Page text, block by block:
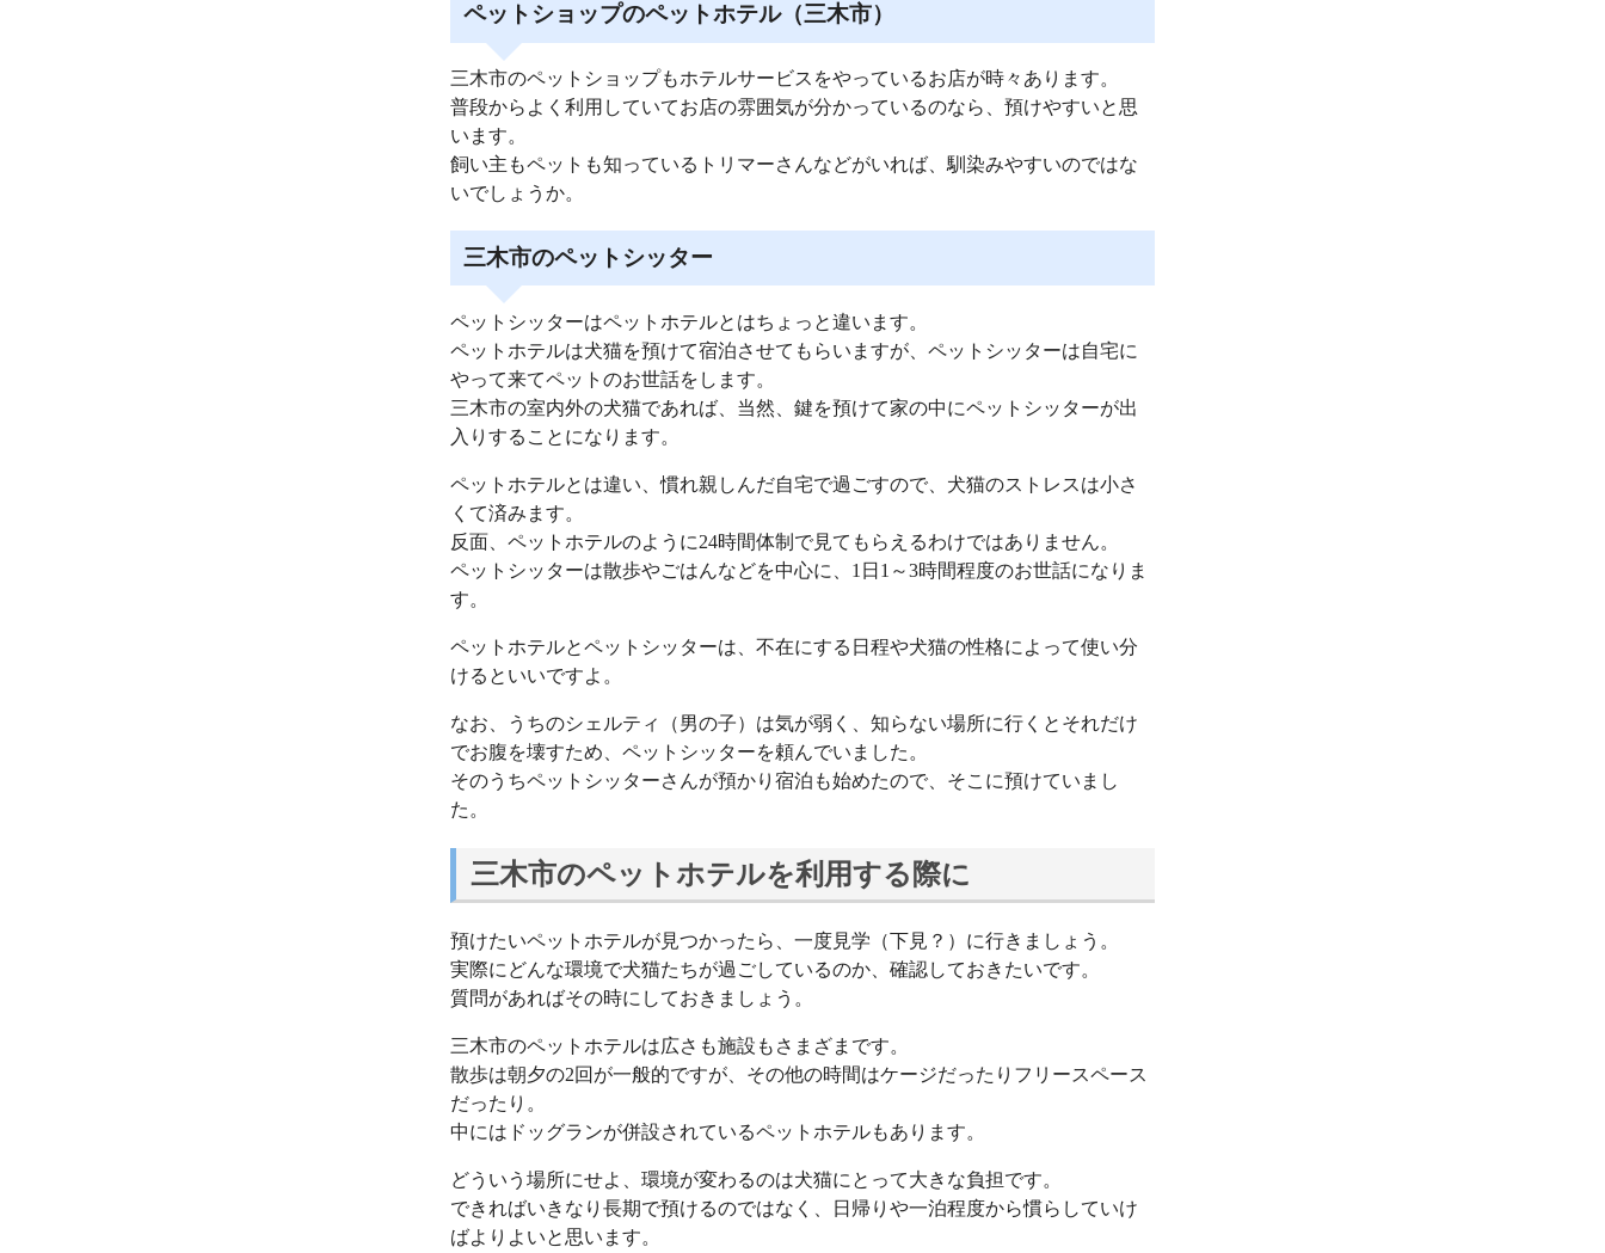
ペットショップのペットホテル（三木市）
三木市のペットショップもホテルサービスをやっているお店が時々あります。
普段からよく利用していてお店の雰囲気が分かっているのなら、預けやすいと思
います。
飼い主もペットも知っているトリマーさんなどがいれば、馴染みやすいのではな
いでしょうか。
三木市のペットシッター
ペットシッターはペットホテルとはちょっと違います。
ペットホテルは犬猫を預けて宿泊させてもらいますが、ペットシッターは自宅に
やって来てペットのお世話をします。
三木市の室内外の犬猫であれば、当然、鍵を預けて家の中にペットシッターが出
入りすることになります。
ペットホテルとは違い、慣れ親しんだ自宅で過ごすので、犬猫のストレスは小さ
くて済みます。
反面、ペットホテルのように24時間体制で見てもらえるわけではありません。
ペットシッターは散歩やごはんなどを中心に、1日1～3時間程度のお世話になりま
す。
ペットホテルとペットシッターは、不在にする日程や犬猫の性格によって使い分
けるといいですよ。
なお、うちのシェルティ（男の子）は気が弱く、知らない場所に行くとそれだけ
でお腹を壊すため、ペットシッターを頼んでいました。
そのうちペットシッターさんが預かり宿泊も始めたので、そこに預けていまし
た。
三木市のペットホテルを利用する際に
預けたいペットホテルが見つかったら、一度見学（下見？）に行きましょう。
実際にどんな環境で犬猫たちが過ごしているのか、確認しておきたいです。
質問があればその時にしておきましょう。
三木市のペットホテルは広さも施設もさまざまです。
散歩は朝夕の2回が一般的ですが、その他の時間はケージだったりフリースペース
だったり。
中にはドッグランが併設されているペットホテルもあります。
どういう場所にせよ、環境が変わるのは犬猫にとって大きな負担です。
できればいきなり長期で預けるのではなく、日帰りや一泊程度から慣らしていけ
ばよりよいと思います。